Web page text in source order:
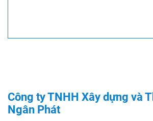
Công ty TNHH Xây dựng và
Ngân Phát